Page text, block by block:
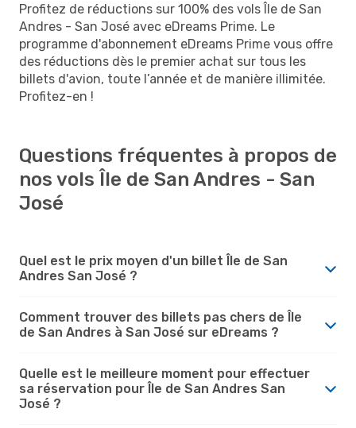
Profitez de réductions sur 100% des vols Île de San
Andres - San José avec eDreams Prime. Le
programme d'abonnement eDreams Prime vous offre
des réductions dès le premier achat sur tous les
billets d'avion, toute l’année et de manière illimitée.
Profitez-en !
Questions fréquentes à propos de
nos vols Île de San Andres - San
José
Quel est le prix moyen d'un billet Île de San
Andres San José ?
Comment trouver des billets pas chers de Île
de San Andres à San José sur eDreams ?
Quelle est le meilleure moment pour effectuer
sa réservation pour Île de San Andres San
José ?